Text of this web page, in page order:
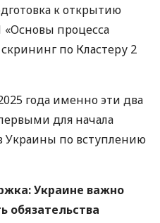
к открытию
«Основы процесса
по Кластеру 2
года именно эти два
для начала
Украины по вступлению
Украине важно
обязательства